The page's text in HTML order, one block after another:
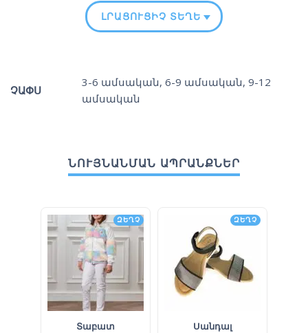
ԼՐԱՑՈՒՑԻՉ ՏԵՂԵԿՈՒԹՅՈՒՆ
ՉԱՓՍ
3-6 ամսական, 6-9 ամսական, 9-12
ամսական
ՆՈՒՅՆԱՆՄԱՆ ԱՊՐԱՆՔՆԵՐ
ԶԵՂՉ
Տաբատ
ԶԵՂՉ
Սանդալ